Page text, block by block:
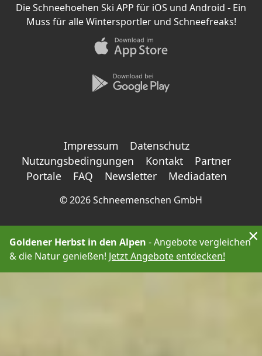
Die Schneehoehen Ski APP für iOS und Android - Ein
Muss für alle Wintersportler und Schneefreaks!
Impressum
Datenschutz
Nutzungsbedingungen
Kontakt
Partner
Portale
FAQ Newsletter Mediadaten
©2026 Schneemenschen GmbH
Goldener Herbst in den Alpen - Angebote vergleichen
& die Natur genießen! Jetzt Angebote entdecken!
×